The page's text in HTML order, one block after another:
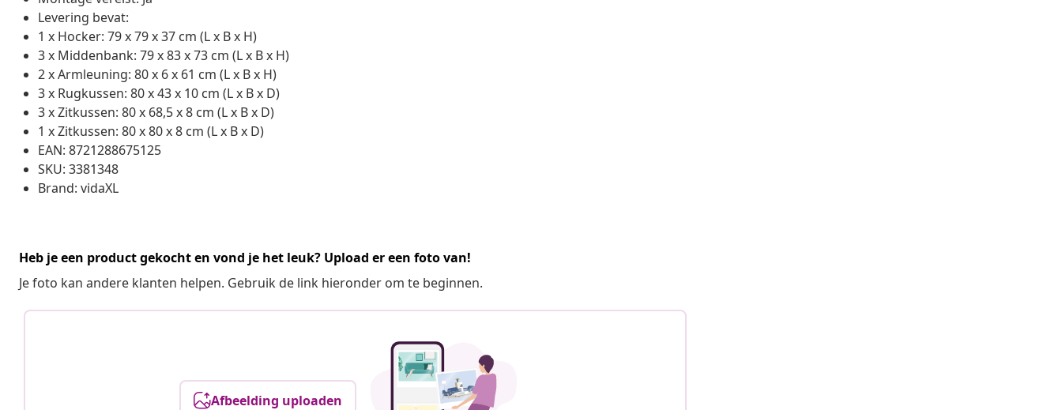
Levering bevat:
1 x Hocker: 79 x 79 x 37 cm (L x B x H)
3 x Middenbank: 79 x 83 x 73 cm (L x B x H)
2 x Armleuning: 80 x 6 x 61 cm (L x B x H)
3 x Rugkussen: 80 x 43 x 10 cm (L x B x D)
3 x Zitkussen: 80 x 68,5 x 8 cm (L x B x D)
1 x Zitkussen: 80 x 80 x 8 cm (L x B x D)
EAN: 8721288675125
SKU: 3381348
Brand: vidaXL
Heb je een product gekocht en vond je het leuk? Upload er een foto van!
Je foto kan andere klanten helpen. Gebruik de link hieronder om te beginnen.
Afbeelding uploaden